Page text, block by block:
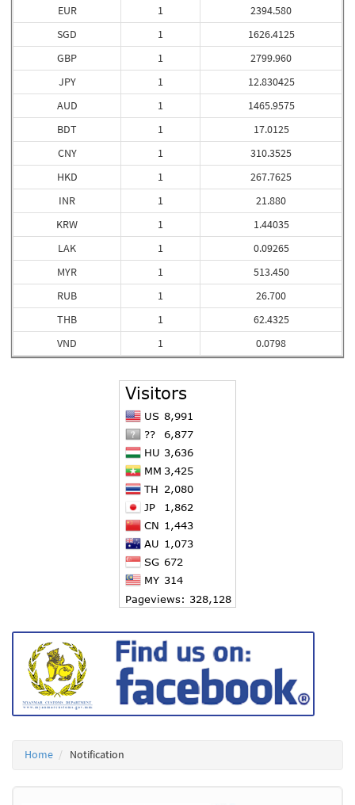
EUR
SGD
GBP
JPY
AUD
BDT
CNY
HKD
INR
KRW
LAK
MYR
RUB
THB
VND
1
1
1
1
1
1
1
1
1
1
1
1
1
1
1
2394.580
1626.4125
2799.960
12.830425
1465.9575
17.0125
310.3525
267.7625
21.880
1.44035
0.09265
513.450
26.700
62.4325
0.0798
Home Notification